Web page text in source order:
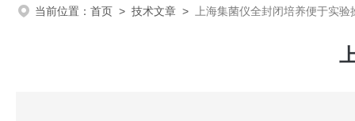
当前位置： 首页 > 技术文章 > 上海集菌仪全封闭培养便于实验